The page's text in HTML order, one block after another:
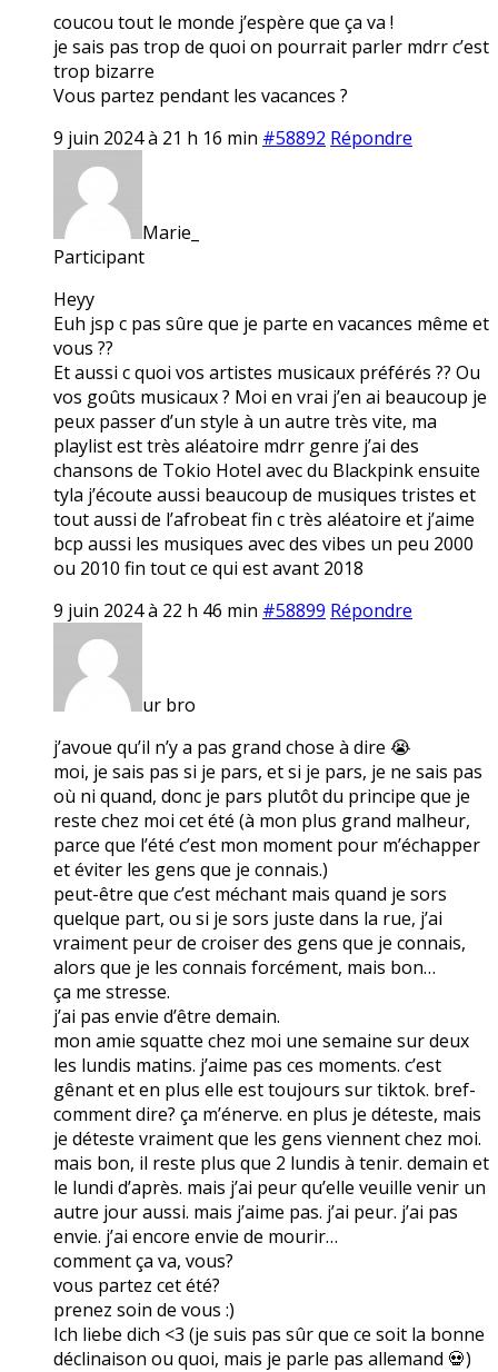
coucou tout le monde j’espère que ça va !
je sais pas trop de quoi on pourrait parler mdrr c’est
trop bizarre
Vous partez pendant les vacances ?
9 juin 2024 à 21 h 16 min #58892 Répondre
Marie_
Participant
Heyy
Euh jsp c pas sûre que je parte en vacances même et
vous ??
Et aussi c quoi vos artistes musicaux préférés ?? Ou
vos goûts musicaux ? Moi en vrai j’en ai beaucoup je
peux passer d’un style à un autre très vite, ma
playlist est très aléatoire mdrr genre j’ai des
chansons de Tokio Hotel avec du Blackpink ensuite
tyla j’écoute aussi beaucoup de musiques tristes et
tout aussi de l’afrobeat fin c très aléatoire et j’aime
bcp aussi les musiques avec des vibes un peu 2000
ou 2010 fin tout ce qui est avant 2018
9 juin 2024 à 22 h 46 min #58899 Répondre
ur bro
j’avoue qu’il n’y a pas grand chose à dire 😭
moi, je sais pas si je pars, et si je pars, je ne sais pas
où ni quand, donc je pars plutôt du principe que je
reste chez moi cet été (à mon plus grand malheur,
parce que l’été c’est mon moment pour m’échapper
et éviter les gens que je connais.)
peut-être que c’est méchant mais quand je sors
quelque part, ou si je sors juste dans la rue, j’ai
vraiment peur de croiser des gens que je connais,
alors que je les connais forcément, mais bon…
ça me stresse.
j’ai pas envie d’être demain.
mon amie squatte chez moi une semaine sur deux
les lundis matins. j’aime pas ces moments. c’est
gênant et en plus elle est toujours sur tiktok. bref-
comment dire? ça m’énerve. en plus je déteste, mais
je déteste vraiment que les gens viennent chez moi.
mais bon, il reste plus que 2 lundis à tenir. demain et
le lundi d’après. mais j’ai peur qu’elle veuille venir un
autre jour aussi. mais j’aime pas. j’ai peur. j’ai pas
envie. j’ai encore envie de mourir…
comment ça va, vous?
vous partez cet été?
prenez soin de vous :)
Ich liebe dich <3 (je suis pas sûr que ce soit la bonne
déclinaison ou quoi, mais je parle pas allemand 💀)